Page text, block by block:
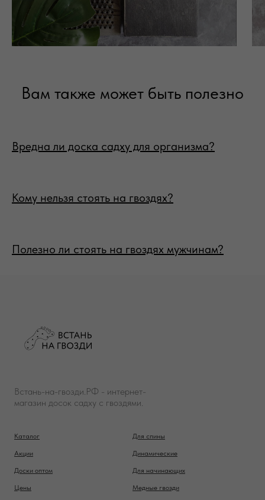
Вам также может быть полезно
Вредна ли доска садху для организма?
Кому нельзя стоять на гвоздях?
Полезно ли стоять на гвоздях мужчинам?
Встань-на-гвозди.РФ - интернет-
магазин досок садху с гвоздями.
Каталог
Акции
Доски оптом
Цены
Для спины
Динамические
Для начинающих
Медные гвозди